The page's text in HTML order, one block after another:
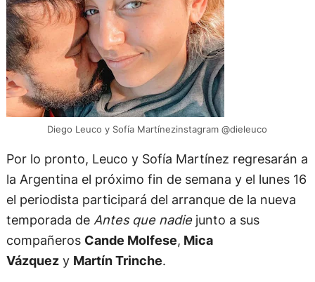
Diego Leuco y Sofía Martínezinstagram @dieleuco
Por lo pronto, Leuco y Sofía Martínez regresarán a
la Argentina el próximo fin de semana y el lunes 16
el periodista participará del arranque de la nueva
temporada de Antes que nadiejunto a sus
compañeros Cande Molfese, Mica
Vázquezy Martín Trinche.